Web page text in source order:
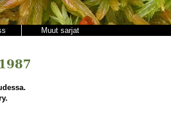
Muut sarjat